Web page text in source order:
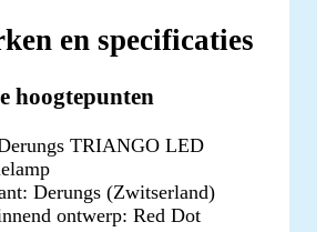
en specificaties
hoogtepunten
TRIANGO LED
Derungs (Zwitserland)
ontwerp: Red Dot